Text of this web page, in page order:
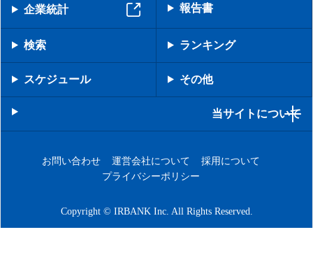
企業統計 報告書
検索 ランキング
スケジュール その他
当サイトについて
お問い合わせ 運営会社について
採用について
プライバシーポリシー
Copyright © IRBANK Inc. All Rights Reserved.